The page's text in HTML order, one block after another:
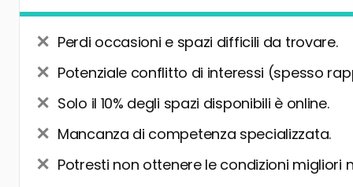
Perdi occasioni e spazi difficili da trovare.
Potenziale conflitto di interessi (spesso
Solo il 10% degli spazi disponibili è online.
Mancanza di competenza specializzata.
Potresti non ottenere le condizioni migliori